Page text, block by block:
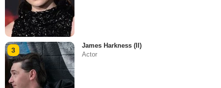
3
James Harkness (II)
Actor